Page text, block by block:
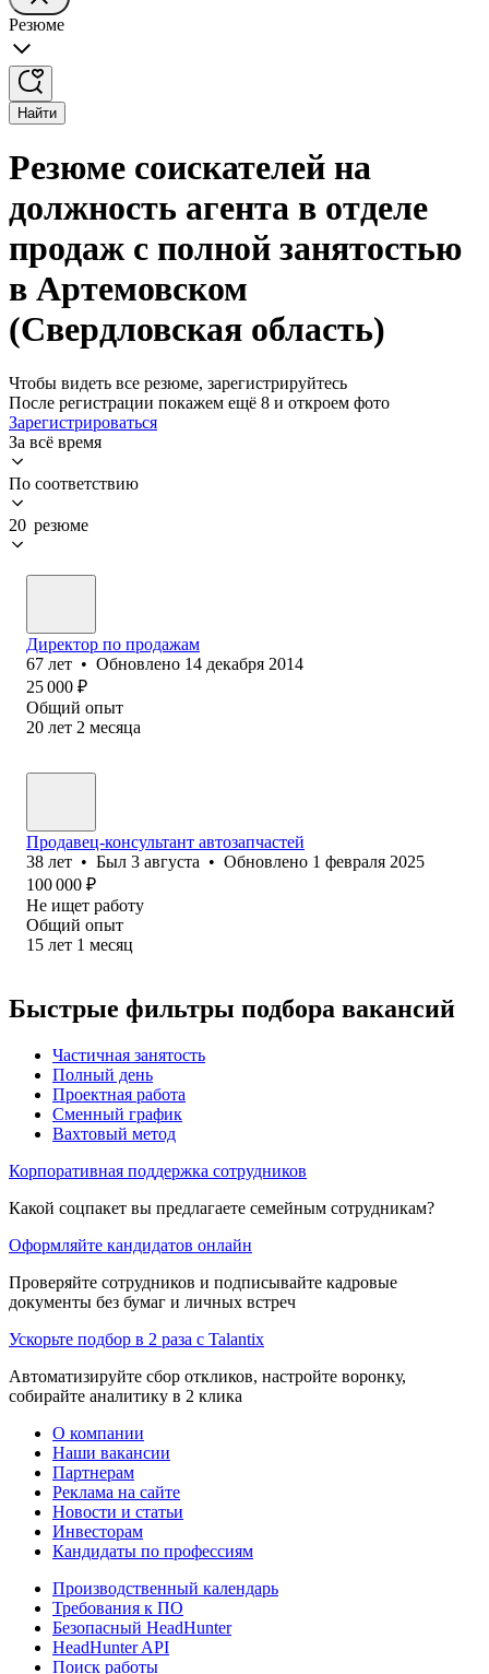
Резюме
Найти
Резюме соискателей на
должность агента в отделе
продаж с полной занятостью
в Артемовском
(Свердловская область)
Чтобы видеть все резюме, зарегистрируйтесь
После регистрации покажем ещё 8 и откроем фото
Зарегистрироваться
За всё время
По соответствию
20 резюме
Директор по продажам
67 лет • Обновлено 14 декабря 2014
25 000 ₽
Общий опыт
20 лет 2 месяца
Продавец-консультант автозапчастей
38 лет • Был 3 августа • Обновлено 1 февраля 2025
100 000 ₽
Не ищет работу
Общий опыт
15 лет 1 месяц
Быстрые фильтры подбора вакансий
Частичная занятость
Полный день
Проектная работа
Сменный график
Вахтовый метод
Корпоративная поддержка сотрудников
Какой соцпакет вы предлагаете семейным сотрудникам?
Оформляйте кандидатов онлайн
Проверяйте сотрудников и подписывайте кадровые
документы без бумаг и личных встреч
Ускорьте подбор в 2 раза с Talantix
Автоматизируйте сбор откликов, настройте воронку,
собирайте аналитику в 2 клика
О компании
Наши вакансии
Партнерам
Реклама на сайте
Новости и статьи
Инвесторам
Кандидаты по профессиям
Производственный календарь
Требования к ПО
Безопасный HeadHunter
HeadHunter API
Поиск работы